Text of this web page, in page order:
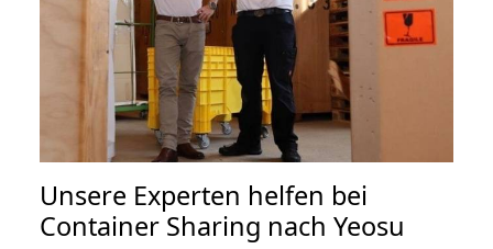
Unsere Experten helfen bei
Container Sharing nach Yeosu